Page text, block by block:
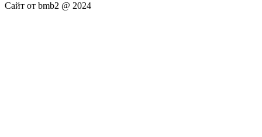
Сайт от bmb2 @ 2024